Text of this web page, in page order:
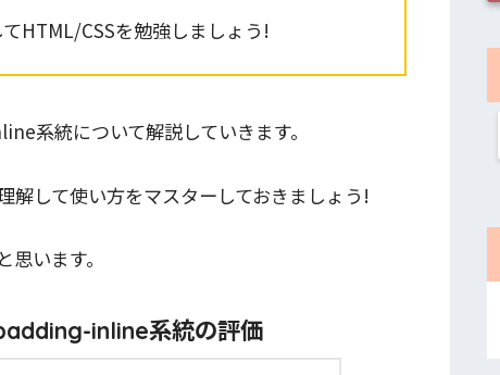
HTML/CSSを勉強しましょう!
系統について解説していきます。
解して使い方をマスターしておきましょう!
います。
inline系統の評価